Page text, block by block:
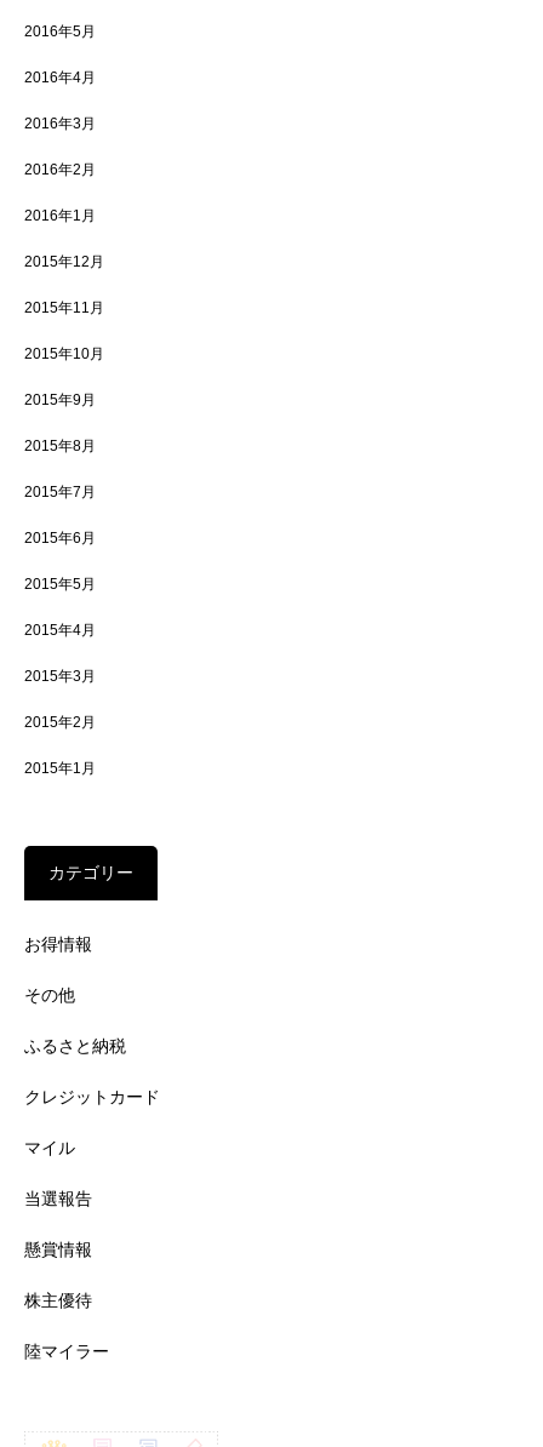
2016年5月
2016年4月
2016年3月
2016年2月
2016年1月
2015年12月
2015年11月
2015年10月
2015年9月
2015年8月
2015年7月
2015年6月
2015年5月
2015年4月
2015年3月
2015年2月
2015年1月
カテゴリー
お得情報
その他
ふるさと納税
クレジットカード
マイル
当選報告
懸賞情報
株主優待
陸マイラー